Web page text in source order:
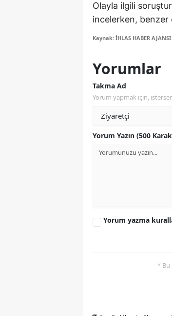
Olayla ilgili
incelerken, benzer
Kaynak: İHLAS HABER AJANSI
Yorumlar
Takma Ad
Yorum yapmak için,
Yorum Yazın (500
Yorum yazma
* Bu